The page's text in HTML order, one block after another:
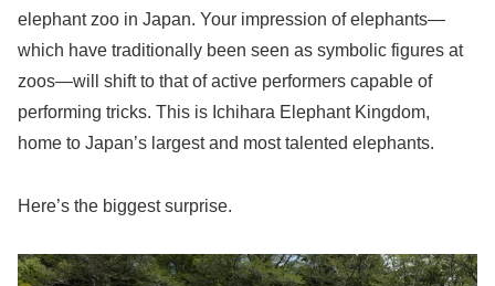
elephant zoo in Japan. Your impression of elephants—
which have traditionally been seen as symbolic figures at
zoos—will shift to that of active performers capable of
performing tricks. This is Ichihara Elephant Kingdom,
home to Japan’s largest and most talented elephants.
Here’s the biggest surprise.